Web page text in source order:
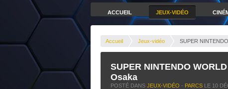
ACCUEIL JEUX-VIDÉO
Accueil Jeux-vidéo SUPER
SUPER NINTENDO
Osaka
POSTÉ DANS JEUX-VIDÉO - PARCS LE 10